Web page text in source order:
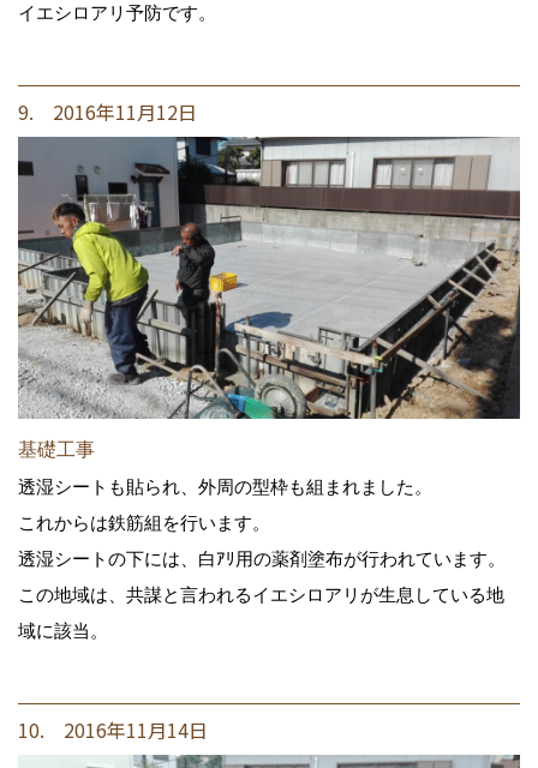
イエシロアリ予防です。
9. 2016年11月12日
基礎工事
透湿シートも貼られ、外周の型枠も組まれました。
これからは鉄筋組を行います。
透湿シートの下には、白ｱﾘ用の薬剤塗布が行われています。
この地域は、共謀と言われるイエシロアリが生息している地
域に該当。
10. 2016年11月14日